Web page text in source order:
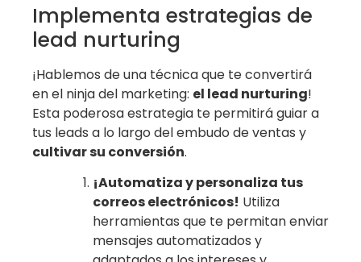
Implementa estrategias de
lead nurturing
¡Hablemos de una técnica que te convertirá
en el ninja del marketing: el lead nurturing!
Esta poderosa estrategia te permitirá guiar a
tus leads a lo largo del embudo de ventas y
cultivar su conversión.
¡Automatiza y personaliza tus
correos electrónicos! Utiliza
herramientas que te permitan enviar
mensajes automatizados y